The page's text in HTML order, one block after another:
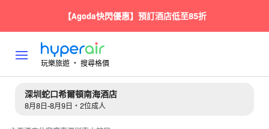
【Agoda快閃優惠】預訂酒店低至85折
玩樂旅遊 ‧ 搜尋格價
深圳蛇口希爾頓南海酒店
8月8日-8月9日・2位成人